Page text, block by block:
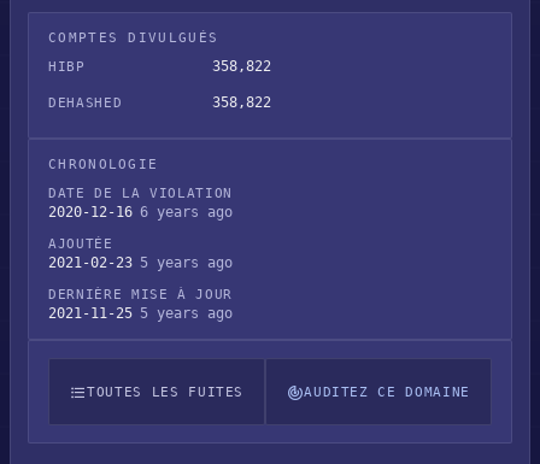
COMPTES DIVULGUÉS
HIBP
358,822
DEHASHED 358,822
CHRONOLOGIE
DATE DE LA VIOLATION
2020-12-16 6 years ago
AJOUTÉE
2021-02-23 5 years ago
DERNIÈRE MISE À JOUR
2021-11-25 5 years ago
TOUTES LES FUITES AUDITEZ CE DOMAINE